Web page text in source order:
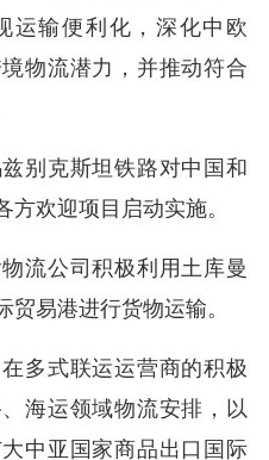
运输便利化，深化中欧
物流潜力，并推动符合
别克斯坦铁路对中国和
欢迎项目启动实施。
流公司积极利用土库曼
贸易港进行货物运输。
多式联运运营商的积极
海运领域物流安排，以
中亚国家商品出口国际